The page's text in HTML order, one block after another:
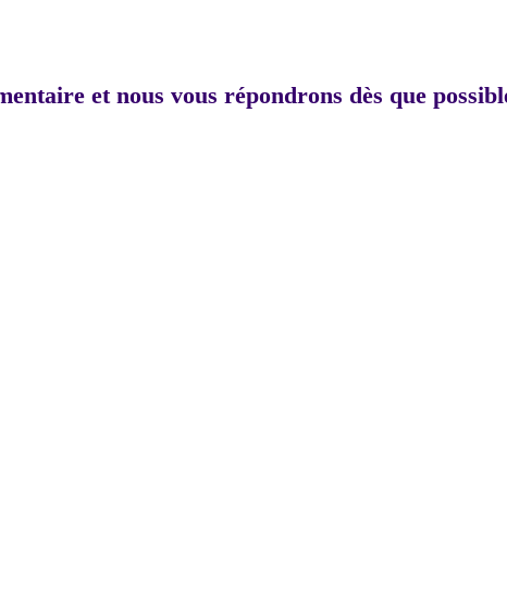
et nous vous répondrons dès que